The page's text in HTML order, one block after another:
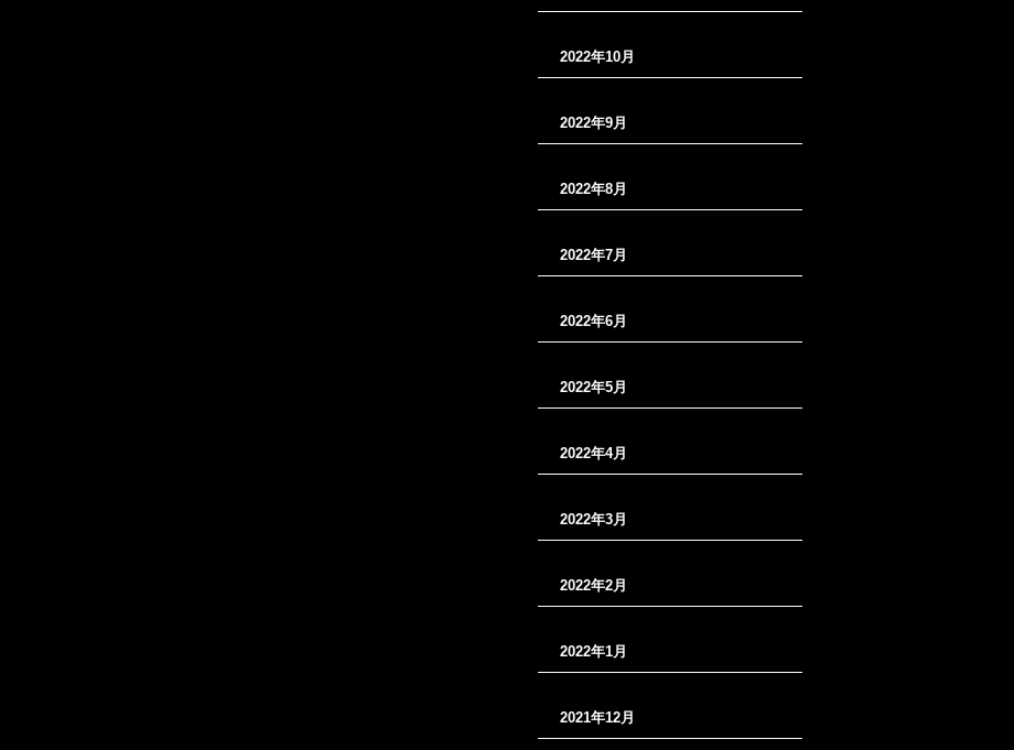
2022年10月
2022年9月
2022年8月
2022年7月
2022年6月
2022年5月
2022年4月
2022年3月
2022年2月
2022年1月
2021年12月